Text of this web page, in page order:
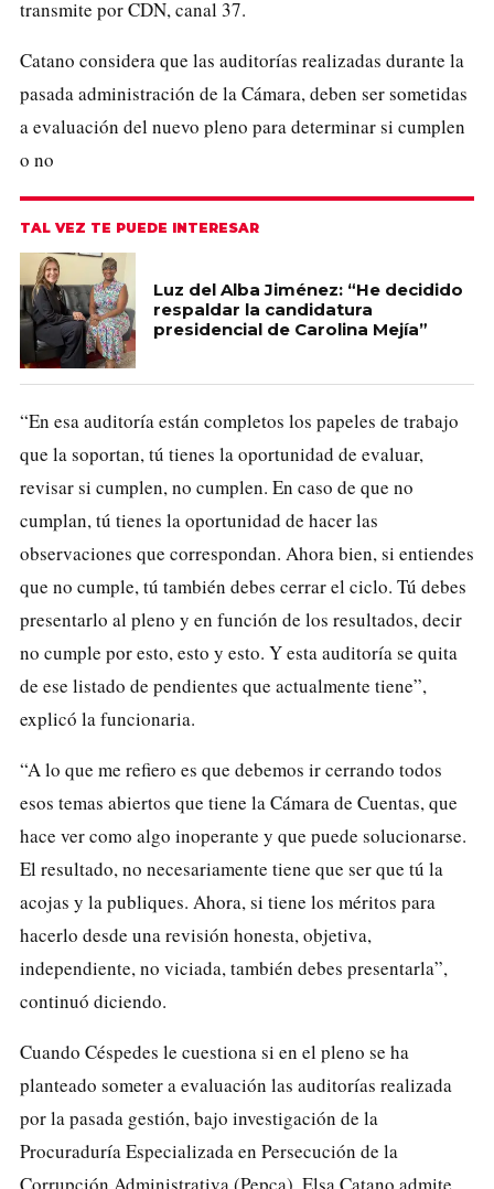
transmite por CDN, canal 37.
Catano considera que las auditorías realizadas durante la
pasada administración de la Cámara, deben ser sometidas
a evaluación del nuevo pleno para determinar si cumplen
o no
TAL VEZ TE PUEDE INTERESAR
Luz del Alba Jiménez: “He decidido
respaldar la candidatura
presidencial de Carolina Mejía”
“En esa auditoría están completos los papeles de trabajo
que la soportan, tú tienes la oportunidad de evaluar,
revisar si cumplen, no cumplen. En caso de que no
cumplan, tú tienes la oportunidad de hacer las
observaciones que correspondan. Ahora bien, si entiendes
que no cumple, tú también debes cerrar el ciclo. Tú debes
presentarlo al pleno y en función de los resultados, decir
no cumple por esto, esto y esto. Y esta auditoría se quita
de ese listado de pendientes que actualmente tiene”,
explicó la funcionaria.
“A lo que me refiero es que debemos ir cerrando todos
esos temas abiertos que tiene la Cámara de Cuentas, que
hace ver como algo inoperante y que puede solucionarse.
El resultado, no necesariamente tiene que ser que tú la
acojas y la publiques. Ahora, si tiene los méritos para
hacerlo desde una revisión honesta, objetiva,
independiente, no viciada, también debes presentarla”,
continuó diciendo.
Cuando Céspedes le cuestiona si en el pleno se ha
planteado someter a evaluación las auditorías realizada
por la pasada gestión, bajo investigación de la
Procuraduría Especializada en Persecución de la
Corrupción Administrativa (Pepca), Elsa Catano admite